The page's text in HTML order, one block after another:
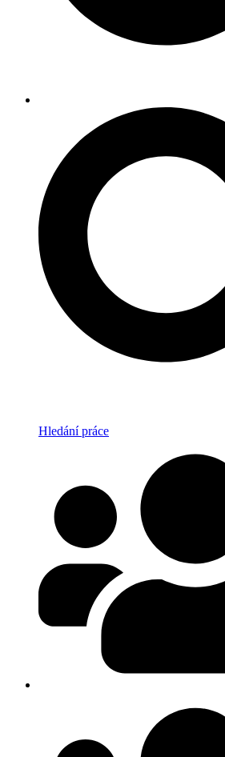
Hledání práce